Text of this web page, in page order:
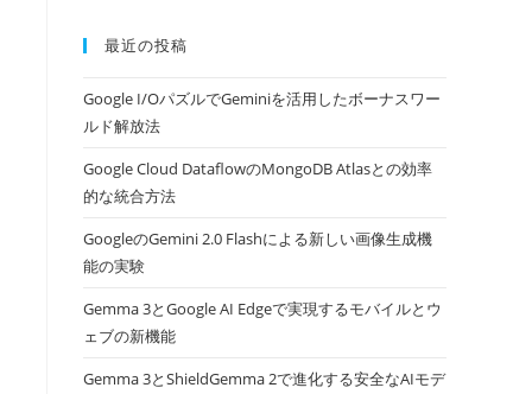
最近の投稿
Google I/OパズルでGeminiを活用したボーナスワー
ルド解放法
Google Cloud DataflowのMongoDB Atlasとの効率
的な統合方法
GoogleのGemini 2.0 Flashによる新しい画像生成機
能の実験
Gemma 3とGoogle AI Edgeで実現するモバイルとウ
ェブの新機能
Gemma 3とShieldGemma 2で進化する安全なAIモデ